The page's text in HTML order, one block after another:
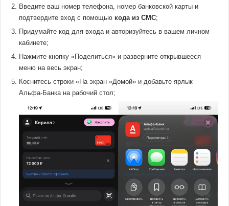
Введите ваш номер телефона, номер банковской карты и
подтвердите вход с помощью кода из СМС;
Придумайте код для входа и авторизуйтесь в вашем личном
кабинете;
Нажмите кнопку «Поделиться» и разверните открывшееся
меню на весь экран;
Коснитесь строки «На экран «Домой» и добавьте ярлык
Альфа-Банка на рабочий стол;